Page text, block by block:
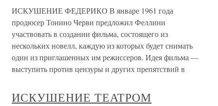
ИСКУШЕНИЕ ФЕДЕРИКО В январе 1961 года
продюсер Тонино Черви предложил Феллини
участвовать в создании фильма, состоящего из
нескольких новелл, каждую из которых будет снимать
один из приглашенных им режиссеров. Идея фильма —
выступить против цензуры и других препятствий в
ИСКУШЕНИЕ ТЕАТРОМ